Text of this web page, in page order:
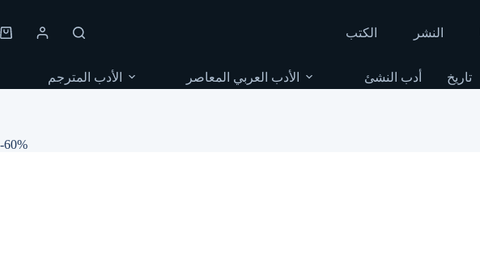
content
Shopping
الكتب النشر
الأدب المترجم الأدب العربي المعاصر أدب النشئ تاريخ
-60%